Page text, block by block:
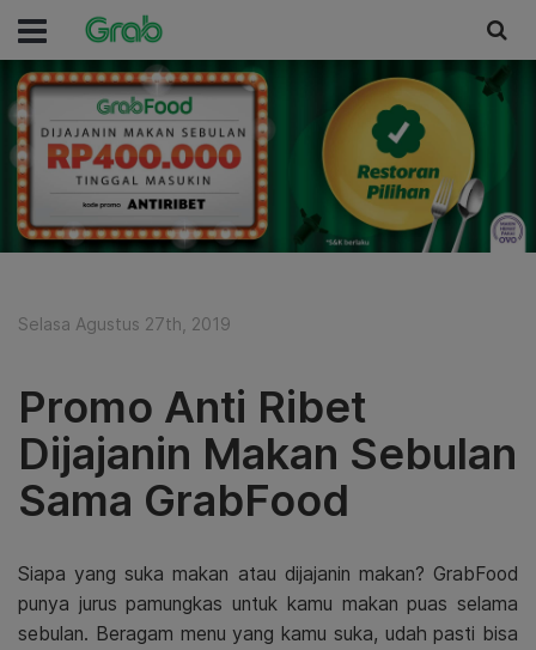
Selasa Agustus 27th, 2019
Promo Anti Ribet
Dijajanin Makan Sebulan
Sama GrabFood
Siapa yang suka makan atau dijajanin makan? GrabFood
punya jurus pamungkas untuk kamu makan puas selama
sebulan. Beragam menu yang kamu suka, udah pasti bisa